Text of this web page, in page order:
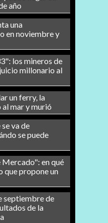
año
una
en noviembre y
los mineros de
millonario al
un ferry, la
mar y murió
va de
se puede
en qué
que propone un
septiembre de
de la